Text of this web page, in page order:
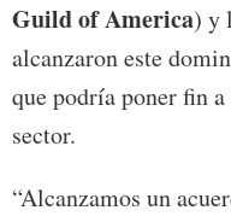
Guild of America) y
alcanzaron este
que podría poner fin a
sector.
“Alcanzamos un